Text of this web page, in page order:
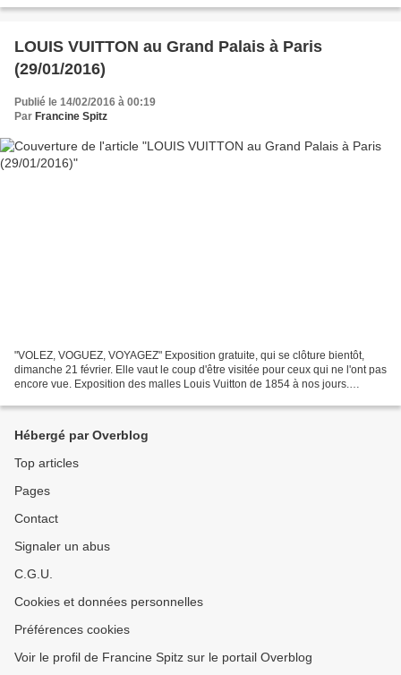
LOUIS VUITTON au Grand Palais à Paris
(29/01/2016)
Publié le 14/02/2016 à 00:19
Par Francine Spitz
"VOLEZ, VOGUEZ, VOYAGEZ" Exposition gratuite, qui se clôture bientôt,
dimanche 21 février. Elle vaut le coup d'être visitée pour ceux qui ne l'ont pas
encore vue. Exposition des malles Louis Vuitton de 1854 à nos jours.
Hébergé par Overblog
Top articles
Pages
Contact
Signaler un abus
C.G.U.
Cookies et données personnelles
Préférences cookies
Voir le profil de Francine Spitz sur le portail Overblog